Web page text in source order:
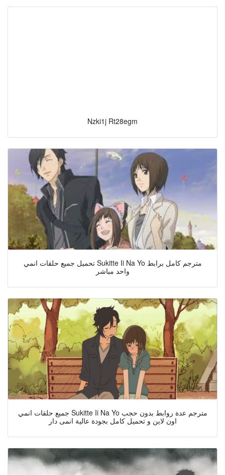
Nzki1j Rt28egm
تحميل جميع حلقات انمي Sukitte Ii Na Yo مترجم كامل برابط
واحد مباشر
جميع حلقات انمي Sukitte Ii Na Yo مترجم عدة روابط بدون حجب
اون لاين و تحميل كامل بجودة عالية انمى دار